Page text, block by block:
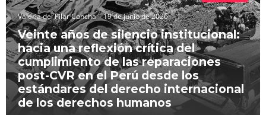
Valeria del Pilar Concha 19 de junio de 2026
Veinte años de silencio institucional:
hacia una reflexión crítica del
cumplimiento de las reparaciones
post-CVR en el Perú desde los
estándares del derecho internacional
de los derechos humanos